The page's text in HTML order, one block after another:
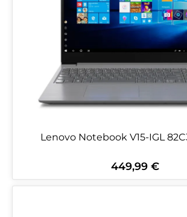
Lenovo Notebook
Regulärer Preis:
449,99 €